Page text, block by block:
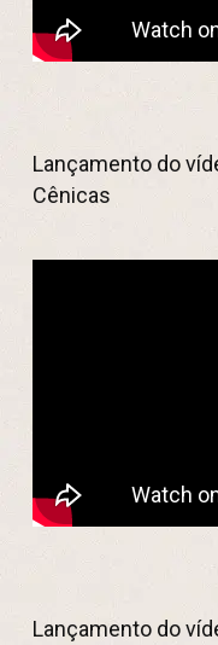
Lançamento do
Cênicas
Lançamento do